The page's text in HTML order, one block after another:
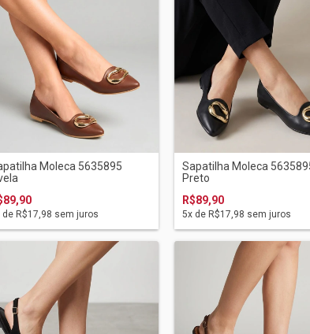
Moleca 5635895
de R$17,98 sem juros
Sapatilha Moleca
Preto
R$89,90
5x de R$17,98 sem juros